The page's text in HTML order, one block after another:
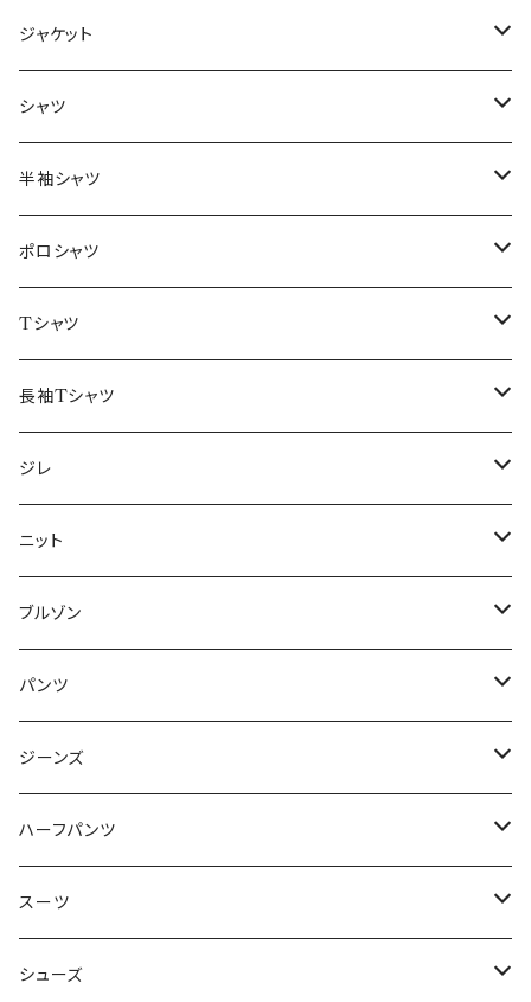
ジャケット
～44/S
46/M
48/L
50/XL～
シャツ
～44/S
46/M
48/L
50/XL～
半袖シャツ
～44/S
46/M
48/L
50/XL～
ポロシャツ
～44/S
46/M
48/L
50/XL～
Tシャツ
～44/S
46/M
48/L
50/XL～
長袖Tシャツ
～44/S
46/M
48/L
50/XL～
ジレ
～44/S
46/M
48/L
50/XL～
ニット
～44/S
46/M
48/L
50/XL～
ブルゾン
～44/S
46/M
48/L
50/XL～
パンツ
～44/S
46/M
48/L
50/XL～
ジーンズ
～44/S
46/M
48/L
ハーフパンツ
～44/S
46/M
スーツ
～44/S
シューズ